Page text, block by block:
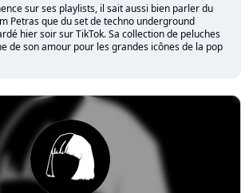
sur ses playlists, il sait aussi bien parler du
Petras que du set de techno underground
hier soir sur TikTok. Sa collection de peluches
de son amour pour les grandes icônes de la pop